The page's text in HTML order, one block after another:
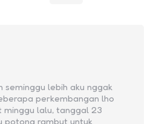
seminggu lebih aku nggak
perkembangan lho
minggu lalu, tanggal 23
potong rambut untuk